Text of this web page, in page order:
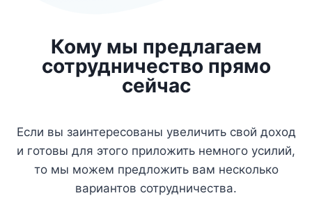
Кому мы предлагаем
сотрудничество прямо
сейчас
Если вы заинтересованы увеличить свой доход
и готовы для этого приложить немного усилий,
то мы можем предложить вам несколько
вариантов сотрудничества.